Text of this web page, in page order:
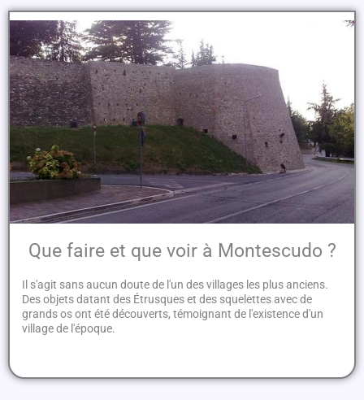
Que faire et que voir à Montescudo ?
Il s'agit sans aucun doute de l'un des villages les plus anciens.
Des objets datant des Étrusques et des squelettes avec de
grands os ont été découverts, témoignant de l'existence d'un
village de l'époque.